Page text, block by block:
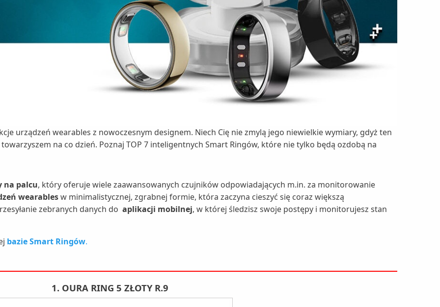
urządzeń wearables z nowoczesnym designem. Niech Cię nie zmylą jego niewielkie wymiary, gdyż ten
na co dzień. Poznaj TOP 7 inteligentnych Smart Ringów, które nie tylko będą ozdobą na
na palcu, który oferuje wiele zaawansowanych czujników odpowiadających m.in. za monitorowanie
wearablesw minimalistycznej, zgrabnej formie, która zaczyna cieszyć się coraz większą
zebranych danych do aplikacji mobilnej, w której śledzisz swoje postępy i monitorujesz stan
bazie Smart Ringów.
1. OURA RING 5 ZŁOTY R.9